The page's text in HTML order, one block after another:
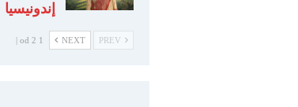
إندونيسيا
NEXT
1 od 2 |